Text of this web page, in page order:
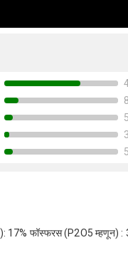
17% फॉस्फरस (P2O5 म्हणून) :